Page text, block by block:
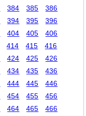
384 385
386
394 395
396
404 405
406
414 415
416
424 425
426
434 435
436
444 445
446
454 455
456
464 465
466